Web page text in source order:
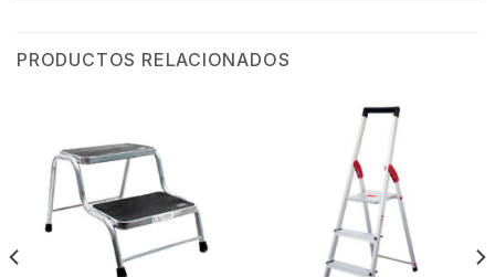
PRODUCTOS RELACIONADOS